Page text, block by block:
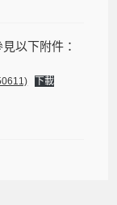
以下附件：
下載